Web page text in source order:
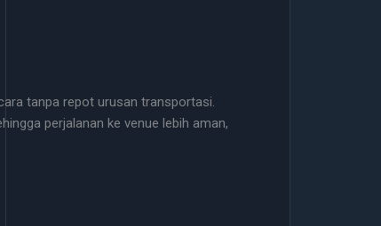
tanpa repot urusan transportasi.
perjalanan ke venue lebih aman,